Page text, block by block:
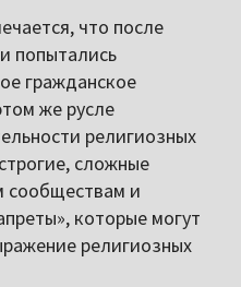
что после
попытались
гражданское
же русле
религиозных
сложные
сообществам и
которые могут
религиозных